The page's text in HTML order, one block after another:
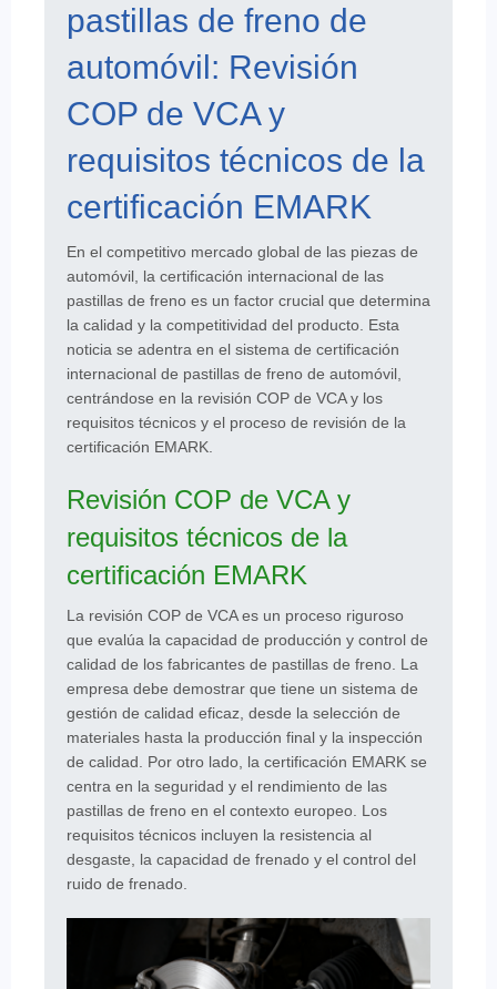
pastillas de freno de
automóvil: Revisión
COP de VCA y
requisitos técnicos de la
certificación EMARK
En el competitivo mercado global de las piezas de
automóvil, la certificación internacional de las
pastillas de freno es un factor crucial que determina
la calidad y la competitividad del producto. Esta
noticia se adentra en el sistema de certificación
internacional de pastillas de freno de automóvil,
centrándose en la revisión COP de VCA y los
requisitos técnicos y el proceso de revisión de la
certificación EMARK.
Revisión COP de VCA y
requisitos técnicos de la
certificación EMARK
La revisión COP de VCA es un proceso riguroso
que evalúa la capacidad de producción y control de
calidad de los fabricantes de pastillas de freno. La
empresa debe demostrar que tiene un sistema de
gestión de calidad eficaz, desde la selección de
materiales hasta la producción final y la inspección
de calidad. Por otro lado, la certificación EMARK se
centra en la seguridad y el rendimiento de las
pastillas de freno en el contexto europeo. Los
requisitos técnicos incluyen la resistencia al
desgaste, la capacidad de frenado y el control del
ruido de frenado.